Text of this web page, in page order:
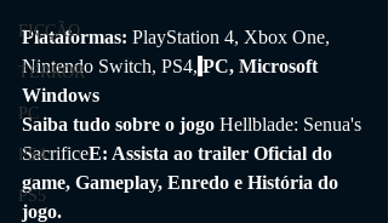
FICÇÃO
TERROR
PC
PS4
PS5
Plataformas: PlayStation 4, Xbox One,
Nintendo Switch, PS4, PC, Microsoft
Windows
Saiba tudo sobre o jogo Hellblade: Senua's
SacrificeE: Assista ao trailer Oficial do
game, Gameplay, Enredo e História do
jogo.